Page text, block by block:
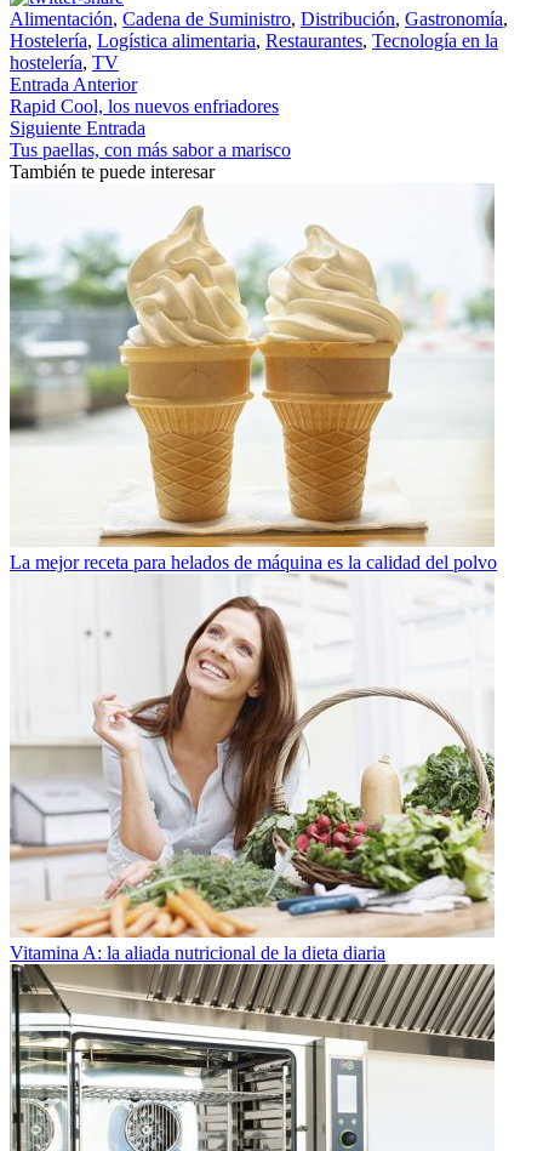
Alimentación, Cadena de Suministro, Distribución, Gastronomía,
Hostelería, Logística alimentaria, Restaurantes, Tecnología en la
hostelería, TV
Entrada Anterior
Rapid Cool, los nuevos enfriadores
Siguiente Entrada
Tus paellas, con más sabor a marisco
También te puede interesar
La mejor receta para helados de máquina es la calidad del polvo
Vitamina A: la aliada nutricional de la dieta diaria